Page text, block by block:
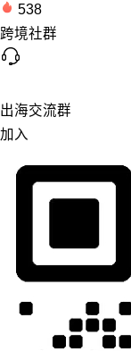
538
跨境社群
出海交流群
加入